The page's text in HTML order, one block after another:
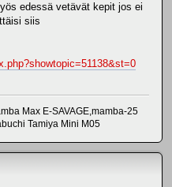
edessä vetävät kepit jos ei
siis
Max E-SAVAGE,mamba-25
Tamiya Mini M05